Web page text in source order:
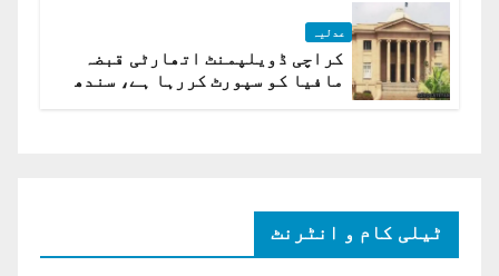
عدلیہ
کراچی ڈویلپمنٹ اتھارٹی قبضہ
مافیا کو سپورٹ کررہا ہے، سندھ
ٹیلی کام و انٹرنٹ